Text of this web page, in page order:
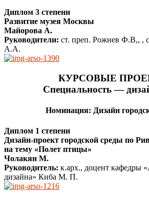
Диплом 3 степени
Развитие музея Москвы
Майорова А.
Руководители: ст. преп. Рожнев Ф.В,, ,
А.А.
КУРСОВЫЕ
Специальность —
Номинация: Дизайн
Диплом 1 степени
Дизайн-проект городской среды по
на тему «Полет птицы»
Чолакян М.
Руководитель: к.арх., доцент кафедры
дизайна» Киба М. П.